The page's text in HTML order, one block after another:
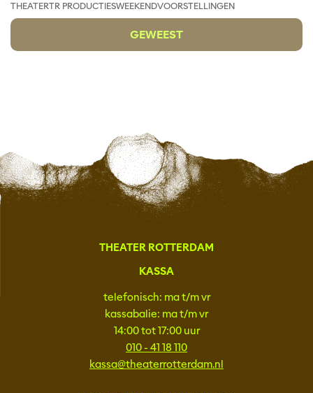
THEATERTR PRODUCTIESWEEKENDVOORSTELLINGEN
GEWEEST
THEATER ROTTERDAM
KASSA
telefonisch: ma t/m vr
kassabalie: ma t/m vr
14:00 tot 17:00 uur
010 - 41 18 110
kassa@theaterrotterdam.nl